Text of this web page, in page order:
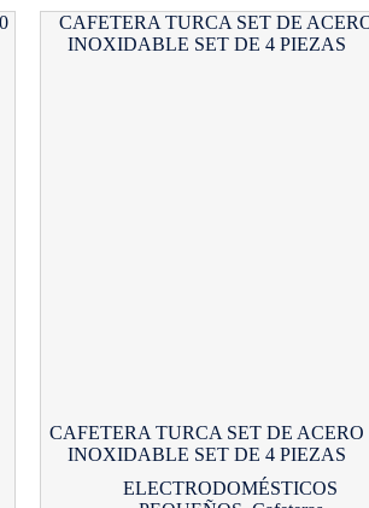
CAFETERA TURCA SET DE ACERO
INOXIDABLE SET DE 4 PIEZAS
ELECTRODOMÉSTICOS